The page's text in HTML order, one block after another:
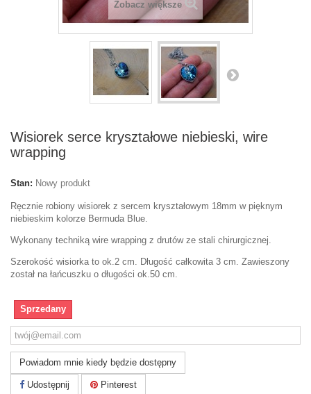
Zobacz większe
Wisiorek serce kryształowe niebieski, wire
wrapping
Stan: Nowy produkt
Ręcznie robiony wisiorek z sercem kryształowym 18mm w pięknym
niebieskim kolorze Bermuda Blue.
Wykonany techniką wire wrapping z drutów ze stali chirurgicznej.
Szerokość wisiorka to ok.2 cm. Długość całkowita 3 cm. Zawieszony
został na łańcuszku o długości ok.50 cm.
Sprzedany
Powiadom mnie kiedy będzie dostępny
Udostępnij Pinterest